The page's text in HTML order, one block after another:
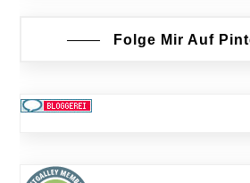
Folge Mir Auf